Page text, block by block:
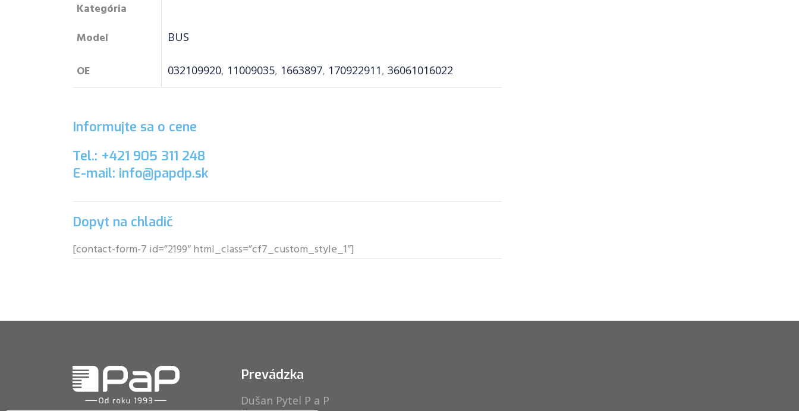
Kategória
Model
BUS
OE 032109920, 11009035, 1663897, 170922911, 36061016022
Informujte sa o cene
Tel.: +421 905 311 248
E-mail: info@papdp.sk
Dopyt na chladič
[contact-form-7 id=”2199″ html_class=”cf7_custom_style_1″]
Prevádzka
Dušan Pytel P a P